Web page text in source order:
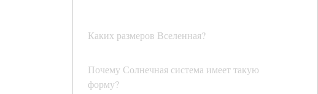
Каких размеров Вселенная?
Почему Солнечная система имеет такую
форму?